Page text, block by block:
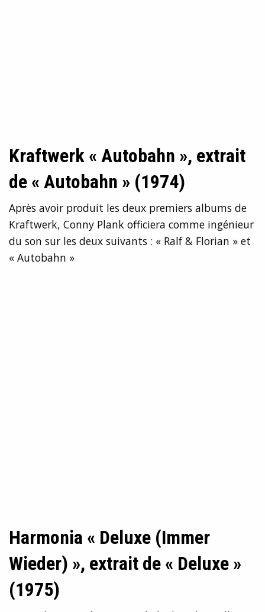
Kraftwerk « Autobahn », extrait
de « Autobahn » (1974)
Après avoir produit les deux premiers albums de
Kraftwerk, Conny Plank officiera comme ingénieur
du son sur les deux suivants : « Ralf & Florian » et
« Autobahn »
Harmonia « Deluxe (Immer
Wieder) », extrait de « Deluxe »
(1975)